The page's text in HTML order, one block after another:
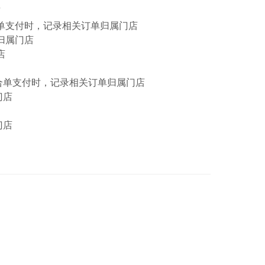
时，记录相关订单归属门店
门店
时，记录相关订单归属门店